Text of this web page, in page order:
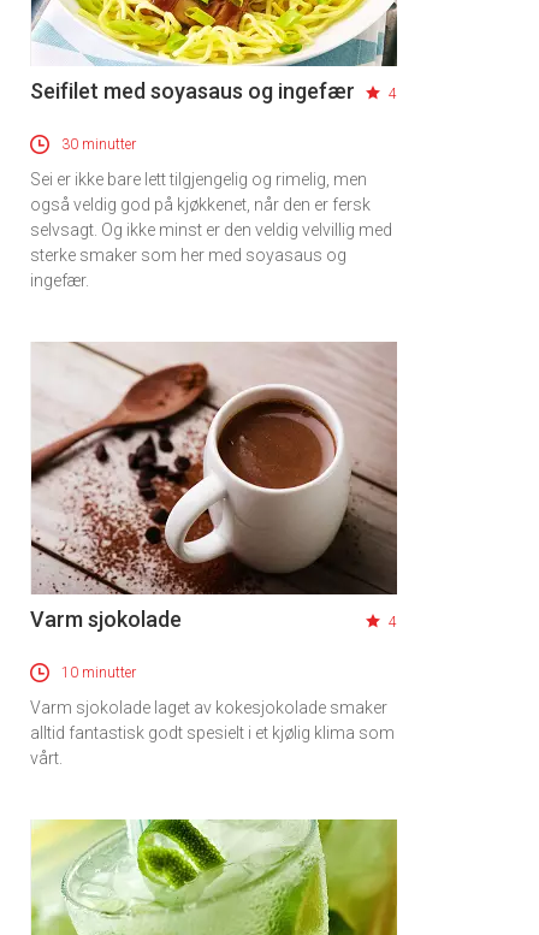
Seifilet med soyasaus og ingefær 4
30 minutter
Sei er ikke bare lett tilgjengelig og rimelig, men
også veldig god på kjøkkenet, når den er fersk
selvsagt. Og ikke minst er den veldig velvillig med
sterke smaker som her med soyasaus og
ingefær.
Varm sjokolade 4
10 minutter
Varm sjokolade laget av kokesjokolade smaker
alltid fantastisk godt spesielt i et kjølig klima som
vårt.